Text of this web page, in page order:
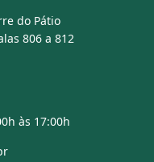
do Pátio
806 a 812
às 17:00h